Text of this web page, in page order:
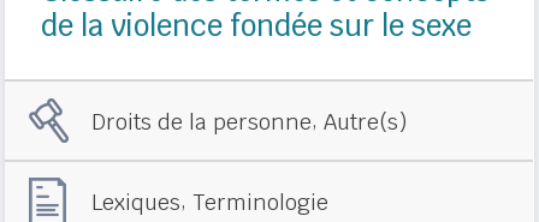
de la violence fondée sur le sexe
Droits de la personne, Autre(s)
Lexiques,Terminologie